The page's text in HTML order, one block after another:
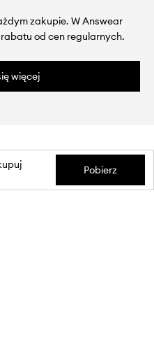
zakupie. W Answear
rabatu od cen regularnych.
więcej
Pobierz